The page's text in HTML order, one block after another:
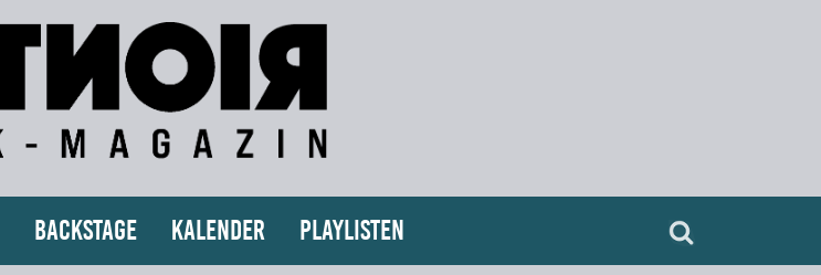
Backstage Kalender Playlisten